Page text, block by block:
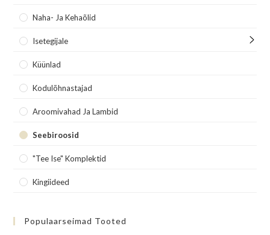
Naha- Ja Kehaõlid
Isetegijale
Küünlad
Kodulõhnastajad
Aroomivahad Ja Lambid
Seebiroosid
"Tee Ise" Komplektid
Kingiideed
Populaarseimad Tooted